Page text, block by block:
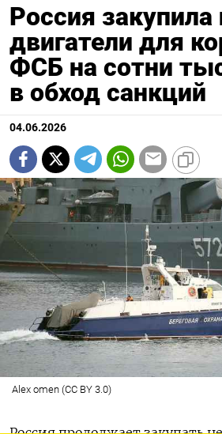
Россия
двигатели для
ФСБ на сотни
в обход санкций
04.06.2026
Alex omen (CC BY 3.0)